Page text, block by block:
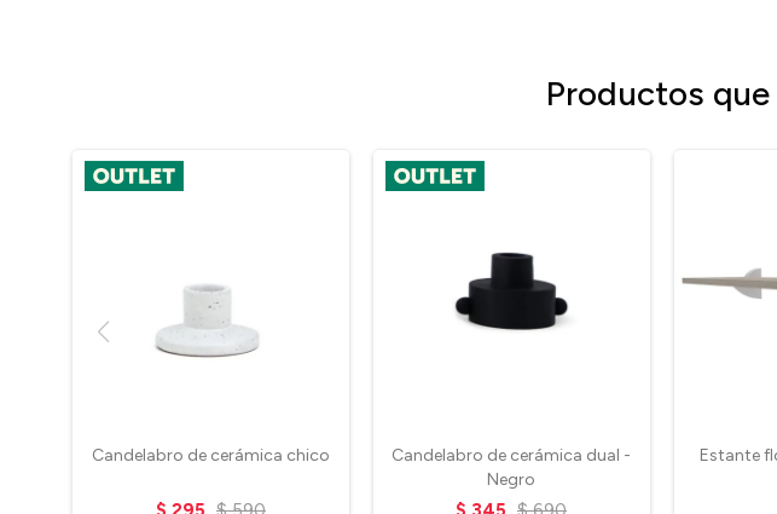
Productos
Candelabro de cerámica chico
Candelabro de cerámica dual -
Negro
Estante